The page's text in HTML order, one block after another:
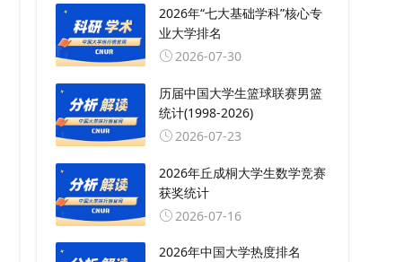
2026年“七大基础学科”核心专
业大学排名
2026-07-30
历届中国大学生篮球联赛男篮
统计(1998-2026)
2026-07-23
2026年丘成桐大学生数学竞赛
获奖统计
2026-07-16
2026年中国大学热度排名